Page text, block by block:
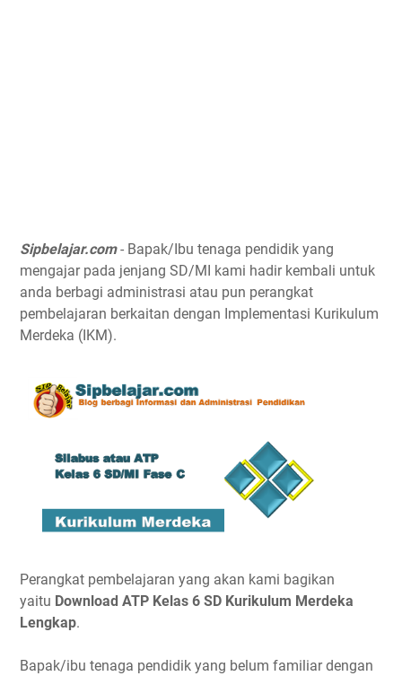
Sipbelajar.com- Bapak/Ibu tenaga pendidik yang
mengajar pada jenjang SD/MI kami hadir kembali untuk
anda berbagi administrasi atau pun perangkat
pembelajaran berkaitan dengan Implementasi Kurikulum
Merdeka (IKM).
Perangkat pembelajaran yang akan kami bagikan
yaitu Download ATP Kelas 6 SD Kurikulum Merdeka
Lengkap.
Bapak/ibu tenaga pendidik yang belum familiar dengan